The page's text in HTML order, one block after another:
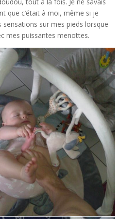
que c’était à moi, même si je
sensations sur mes pieds lorsque
mes puissantes menottes.